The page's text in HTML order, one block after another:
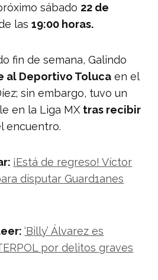
sábado 22 de
las19:00 horas.
fin de semana, Galindo
al Deportivo Toluca en el
sin embargo, tuvo un
en la Liga MX tras recibir
encuentro.
¡Está de regreso! Víctor
disputar Guard1anes
‘Billy’ Álvarez es
por delitos graves